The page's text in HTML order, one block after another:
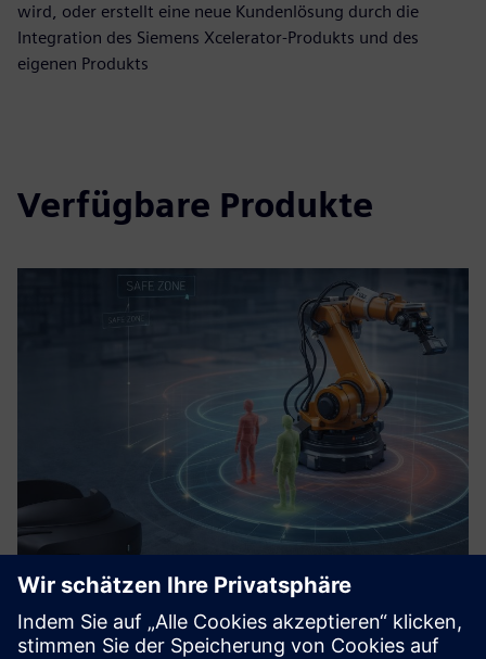
wird, oder erstellt eine neue Kundenlösung durch die
Integration des Siemens Xcelerator-Produkts und des
eigenen Produkts
Verfügbare Produkte
AR-powered Analytics